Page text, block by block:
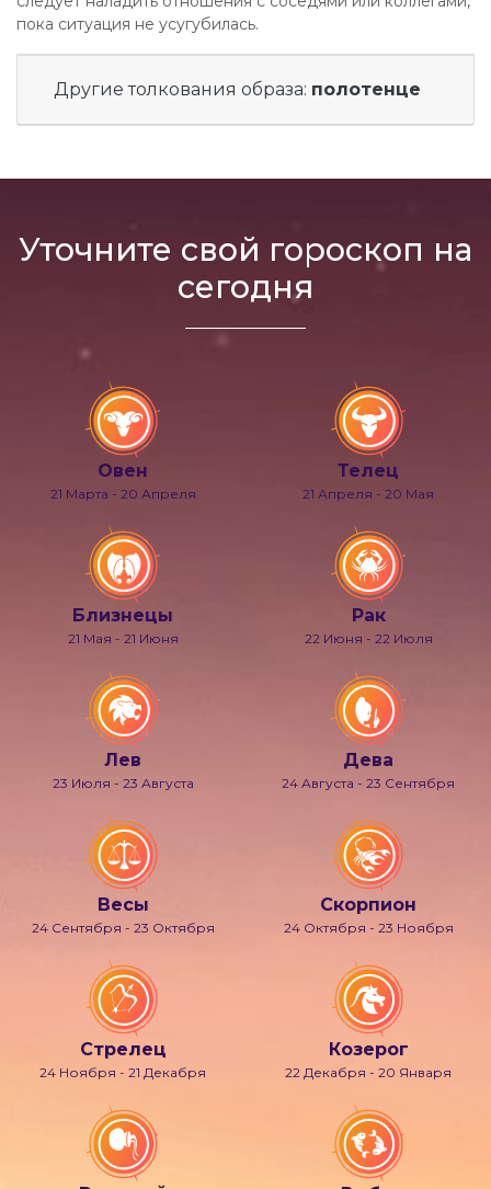
пока ситуация не усугубилась.
Другие толкования образа: полотенце
Уточните свой гороскоп на
сегодня
Овен
21 Марта - 20 Апреля
Телец
21 Апреля - 20 Мая
Близнецы
21 Мая - 21 Июня
Рак
22 Июня - 22 Июля
Лев
23 Июля - 23 Августа
Дева
24 Августа - 23 Сентября
Весы
24 Сентября - 23 Октября
Скорпион
24 Октября - 23 Ноября
Стрелец
24 Ноября - 21 Декабря
Козерог
22 Декабря - 20 Января